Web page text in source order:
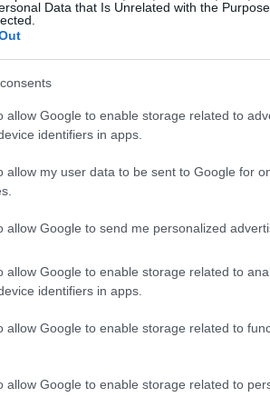
Data that Is Unrelated with the
allow Google to enable storage related to
identifiers in apps.
allow my user data to be sent to Google for
allow Google to send me personalized
allow Google to enable storage related to
identifiers in apps.
allow Google to enable storage related to
allow Google to enable storage related to
aveva appena annunciato con
nascenti, un attaccante che univa
, che ora piange uno dei suoi più
subito gravi conseguenze fisiche,
loro menti.
andare, ma le conseguenze